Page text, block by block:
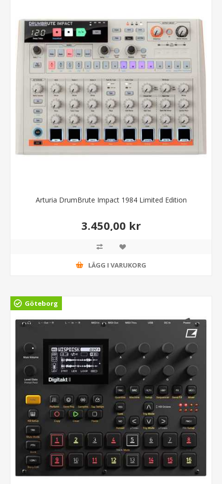
Arturia DrumBrute Impact 1984 Limited Edition
3.450,00 kr
LÄGG I VARUKORG
Göteborg